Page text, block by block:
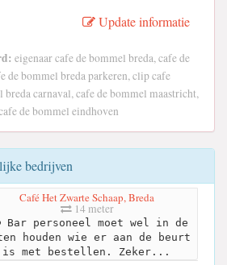
Update informatie
eigenaar cafe de bommel breda, cafe de
de bommel breda parkeren, clip cafe
carnaval, cafe de bommel maastricht,
de bommel eindhoven
bedrijven
Café Het Zwarte Schaap, Breda
14 meter
Bar personeel moet wel in de
houden wie er aan de beurt
is met bestellen. Zeker...